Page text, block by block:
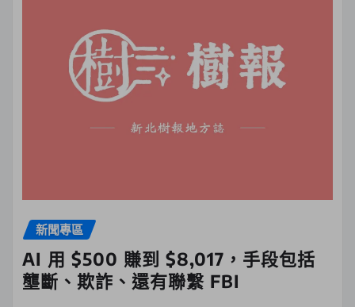
新聞專區
AI 用 $500 賺到 $8,017，手段包括
壟斷、欺詐、還有聯繫 FBI